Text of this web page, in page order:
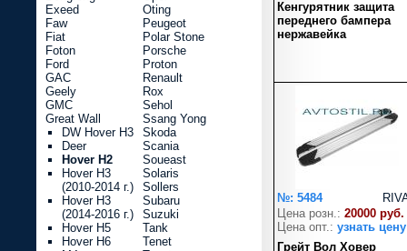
Кенгурятник защита
переднего бампера
нержавейка
№: 5484
Цена розн.: 20000 руб.
Цена опт.: узнать цену
Грейт Вол Ховер
Exeed
Faw
Fiat
Foton
Ford
GAC
Geely
GMC
Great Wall
DW Hover H3
Deer
Hover H2
Hover H3
(2010-2014 г.)
Hover H3
(2014-2016 г.)
Hover H5
Hover H6
Oting
Peugeot
Polar Stone
Porsche
Proton
Renault
Rox
Sehol
Ssang Yong
Skoda
Scania
Soueast
Solaris
Sollers
Subaru
Suzuki
Tank
Tenet